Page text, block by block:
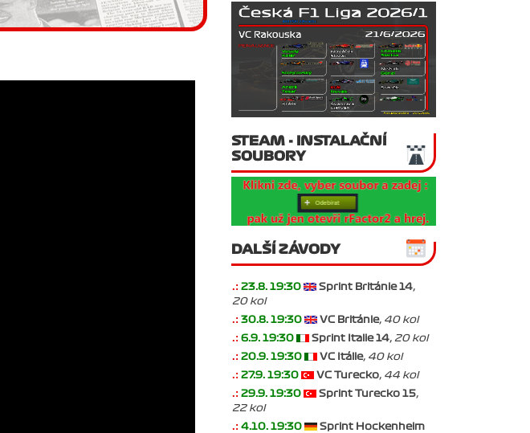
STEAM - INSTALAČNÍ
SOUBORY
DALŠÍ ZÁVODY
.: 23.8. 19:30 Sprint Británie 14,
20 kol
.: 30.8. 19:30 VC Británie, 40 kol
.: 6.9. 19:30 Sprint Italie 14, 20 kol
.: 20.9. 19:30 VC Itálie, 40 kol
.: 27.9. 19:30 VC Turecko, 44 kol
.: 29.9. 19:30 Sprint Turecko 15,
22 kol
.: 4.10. 19:30
Sprint Hockenheim